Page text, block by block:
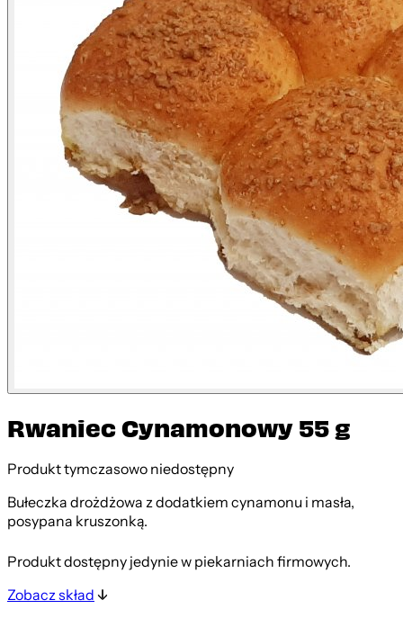
Rwaniec Cynamonowy 55 g
Produkt tymczasowo niedostępny
Bułeczka drożdżowa z dodatkiem cynamonu i masła,
posypana kruszonką.
Produkt dostępny jedynie w piekarniach firmowych.
Zobacz skład